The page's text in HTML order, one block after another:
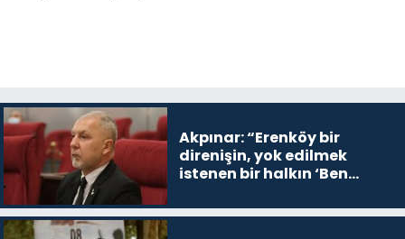
Akpınar: “Erenköy bir
direnişin, yok edilmek
istenen bir halkın ‘Ben
devam edeceğim’ dediği